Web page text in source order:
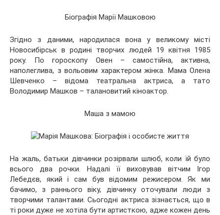
Біографія Марії Машковою
Згідно з даними, народилася вона у великому місті
Новосибірськ в родині творчих людей 19 квітня 1985
року. По гороскопу Овен – самостійна, активна,
наполеглива, з вольовим характером жінка. Мама Олена
Шевченко – відома театральна актриса, а тато
Володимир Машков – талановитий кіноактор.
Маша з мамою
На жаль, батьки дівчинки розірвали шлюб, коли їй було
всього два рочки. Надалі її виховував вітчим Ігор
Лебедєв, який і сам був відомим режисером. Як ми
бачимо, з раннього віку, дівчинку оточували люди з
творчими талантами. Сьогодні актриса зізнається, що в
ті роки дуже не хотіла бути артисткою, адже кожен день